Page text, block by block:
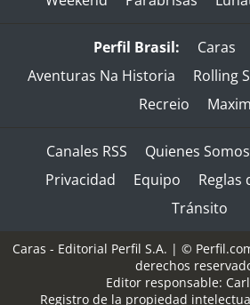
Perfil Brasil: Caras
Aventuras Na Historia
Rolling
Recreio
Canales RSS Quienes Somos
Privacidad
Equipo
Reglas
Tránsito
Caras - Editorial Perfil S.A. | ©
derechos
Editor responsable:
Registro de la propiedad